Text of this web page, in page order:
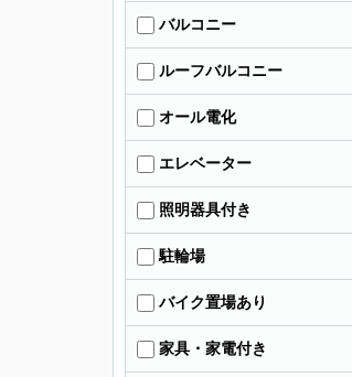
バルコニー
ルーフバルコニー
オール電化
エレベーター
照明器具付き
駐輪場
バイク置場あり
家具・家電付き